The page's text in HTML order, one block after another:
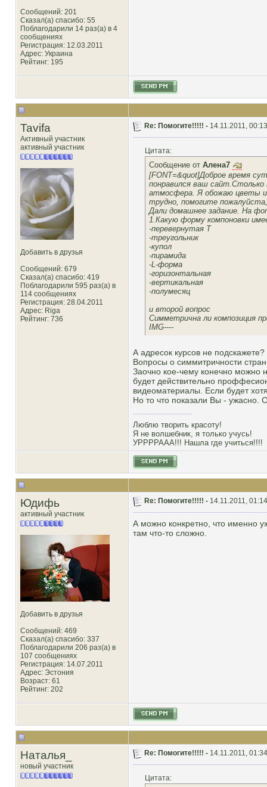
Сообщений: 201
Сказал(а) спасибо: 55
Поблагодарили 14 раз(а) в 4
сообщениях
Регистрация: 12.03.2011
Адрес: Украина
Рейтинг: 195
Tavifa
Активный участник
активный участник
Добавить в друзья
Сообщений: 679
Сказал(а) спасибо: 419
Поблагодарили 595 раз(а) в
114 сообщениях
Регистрация: 28.04.2011
Адрес: Riga
Рейтинг: 736
Re: Помогите!!!!! - 14.11.2011, 00:13
Цитата:
Сообщение от Алена7
[FONT=&quot]Доброе время
понравился ваш сайт.Столько
атмосфера. Я обожаю цветы и
трудно, помогите
Дали домашнее задание. На
1.Какую форму компоновки
-перевернутая Т
-треугольник
-купол
-пирамида
-L-форма
-горизонтальная
-вертикальная
-полумесяц
и второй вопрос
Симметрична ли композиция
IMG----
А адресок курсов не подскажете?
Вопросы о симмитричности
Заочно кое-чему конечно можно
будет действительно
видеоматериалы. Если будет
Но то что показали Вы - ужасно.
Люблю творить красоту!
Я не волшебник, я только учусь!
УРРРРААА!!! Нашла где учиться!!!!
Юдифь
активный участник
Добавить в друзья
Сообщений: 469
Сказал(а) спасибо: 337
Поблагодарили 206 раз(а) в
107 сообщениях
Регистрация: 14.07.2011
Адрес: Эстония
Возраст: 61
Рейтинг: 202
Re: Помогите!!!!! - 14.11.2011, 01:14
А можно конкретно, что именно
там что-то сложно.
Наталья_
новый участник
Re: Помогите!!!!! - 14.11.2011, 01:34
Цитата: